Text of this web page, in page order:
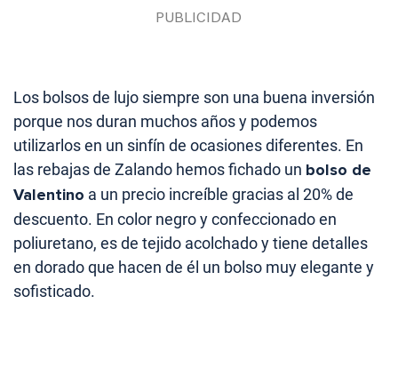
Los bolsos de lujo siempre son una buena inversión
porque nos duran muchos años y podemos
utilizarlos en un sinfín de ocasiones diferentes. En
las rebajas de Zalando hemos fichado un bolso de
Valentino a un precio increíble gracias al 20% de
descuento. En color negro y confeccionado en
poliuretano, es de tejido acolchado y tiene detalles
en dorado que hacen de él un bolso muy elegante y
sofisticado.